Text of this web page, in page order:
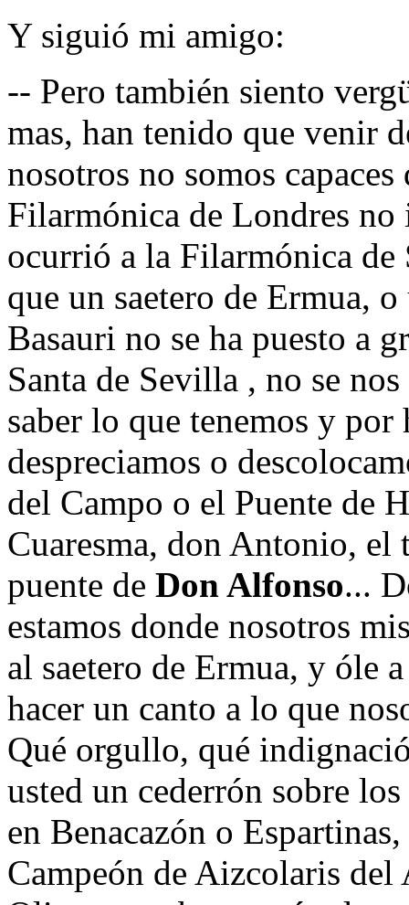
Y siguió mi amigo:
-- Pero también siento
mas, han tenido que venir
nosotros no somos
Filarmónica de Londres
ocurrió a la Filarmónica de
que un saetero de Ermua,
Basauri no se ha puesto a
Santa de Sevilla , no se
saber lo que tenemos y
despreciamos o
del Campo o el Puente de
Cuaresma, don Antonio, el
puente de Don Alfonso...
estamos donde nosotros
al saetero de Ermua, y óle
hacer un canto a lo que
Qué orgullo, qué
usted un cederrón sobre
en Benacazón o
Campeón de Aizcolaris